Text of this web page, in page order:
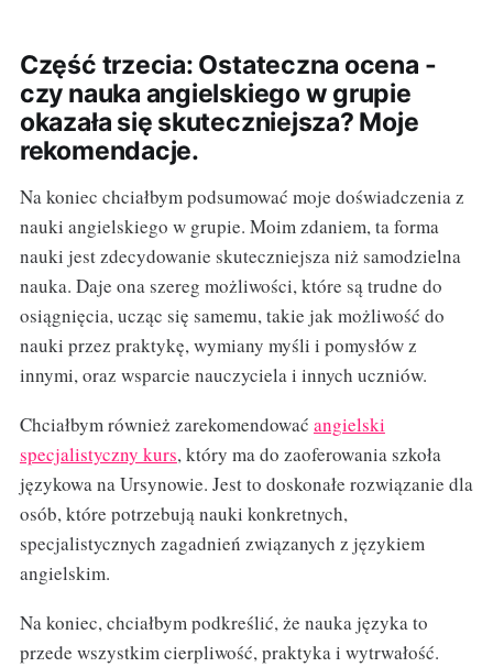
Część trzecia: Ostateczna ocena -
czy nauka angielskiego w grupie
okazała się skuteczniejsza? Moje
rekomendacje.
Na koniec chciałbym podsumować moje doświadczenia z
nauki angielskiego w grupie. Moim zdaniem, ta forma
nauki jest zdecydowanie skuteczniejsza niż samodzielna
nauka. Daje ona szereg możliwości, które są trudne do
osiągnięcia, ucząc się samemu, takie jak możliwość do
nauki przez praktykę, wymiany myśli i pomysłów z
innymi, oraz wsparcie nauczyciela i innych uczniów.
Chciałbym również zarekomendować angielski
specjalistyczny kurs, który ma do zaoferowania szkoła
językowa na Ursynowie. Jest to doskonałe rozwiązanie dla
osób, które potrzebują nauki konkretnych,
specjalistycznych zagadnień związanych z językiem
angielskim.
Na koniec, chciałbym podkreślić, że nauka języka to
przede wszystkim cierpliwość, praktyka i wytrwałość.